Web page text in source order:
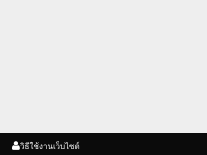
วิธีใช้งานเว็บไซต์